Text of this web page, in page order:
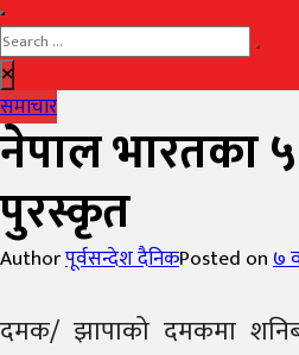
समाचार
नेपाल भारतका
पुरस्कृत
Authorपूर्वसन्देश दैनिकPosted on७
दमक/ झापाको दमकमा